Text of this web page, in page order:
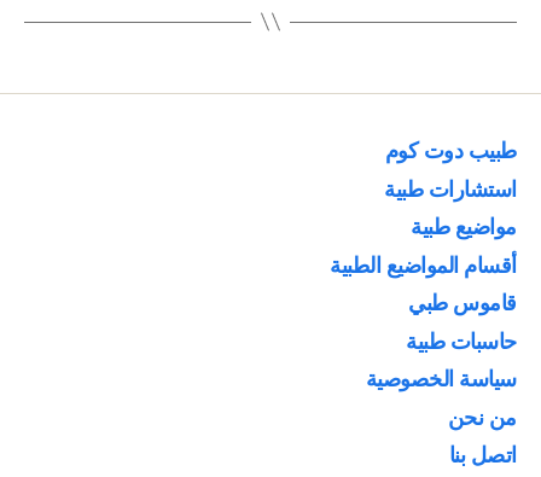
طبيب دوت كوم
استشارات طبية
مواضيع طبية
أقسام المواضيع الطبية
قاموس طبي
حاسبات طبية
سياسة الخصوصية
من نحن
اتصل بنا